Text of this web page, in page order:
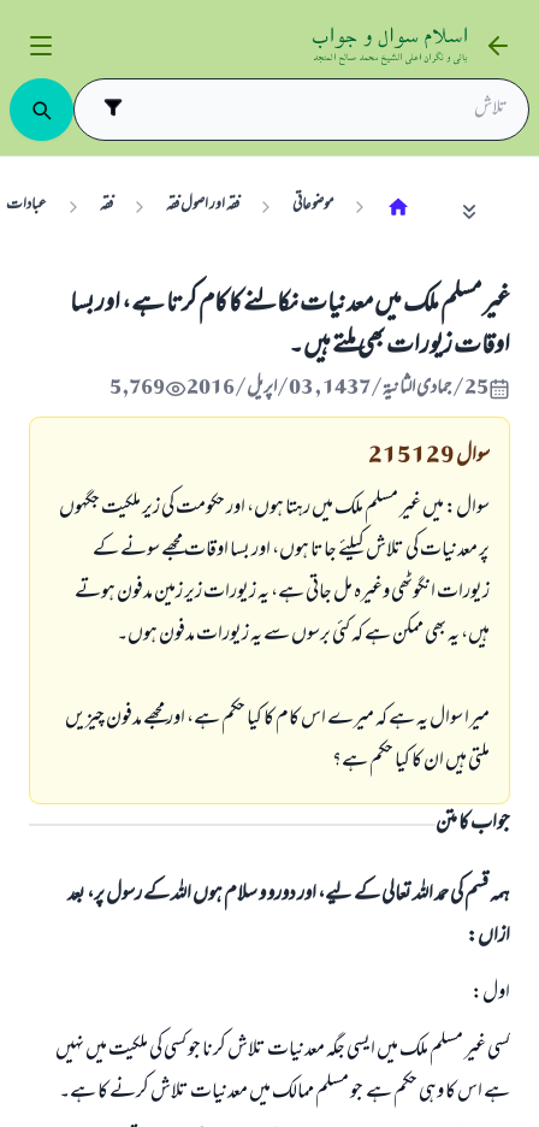
موضوعاتی فقہ اور اصول فقہ فقہ عبادات
غیر مسلم ملک میں معدنیات نکالنے کا کام کرتا ہے، اور بسا
اوقات زیورات بھی ملتے ہیں۔
25/جمادى الثانية/1437 , 03/اپریل/2016 5,769
سوال215129
سوال: میں غیر مسلم ملک میں رہتا ہوں، اور حکومت کی زیر ملکیت جگہوں
پر معدنیات کی تلاش کیلئے جاتا ہوں، اور بسا اوقات مجھے سونے کے
زیورات انگوٹھی وغیرہ مل جاتی ہے، یہ زیورات زیر زمین مدفون ہوتے
ہیں، یہ بھی ممکن ہے کہ کئی برسوں سے یہ زیورات مدفون ہوں۔
میرا سوال یہ ہے کہ میرے اس کام کا کیا حکم ہے، اور مجھے مدفون چیزیں
ملتی ہیں ان کا کیا حکم ہے؟
جواب کا متن
ہمہ قسم کی حمد اللہ تعالی کے لیے، اور دورو و سلام ہوں اللہ کے رسول پر، بعد
ازاں:
اول:
کسی غیر مسلم ملک میں ایسی جگہ معدنیات تلاش کرنا جو کسی کی ملکیت میں نہیں
ہے اس کا وہی حکم ہے جو مسلم ممالک میں معدنیات تلاش کرنے کا ہے۔